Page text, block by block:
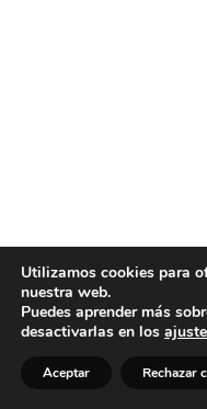
Utilizamos cookies para
nuestra web.
Puedes aprender más
desactivarlas en los
Aceptar Rechazar